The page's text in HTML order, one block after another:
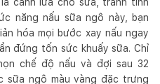
năng nấu sữa ngô này, bạn
hóa mọi bước xay nấu ngay
đứng tốn sức khuấy sữa. Chỉ
chế độ nấu và đợi sau 32
sữa ngô màu vàng đặc trưng